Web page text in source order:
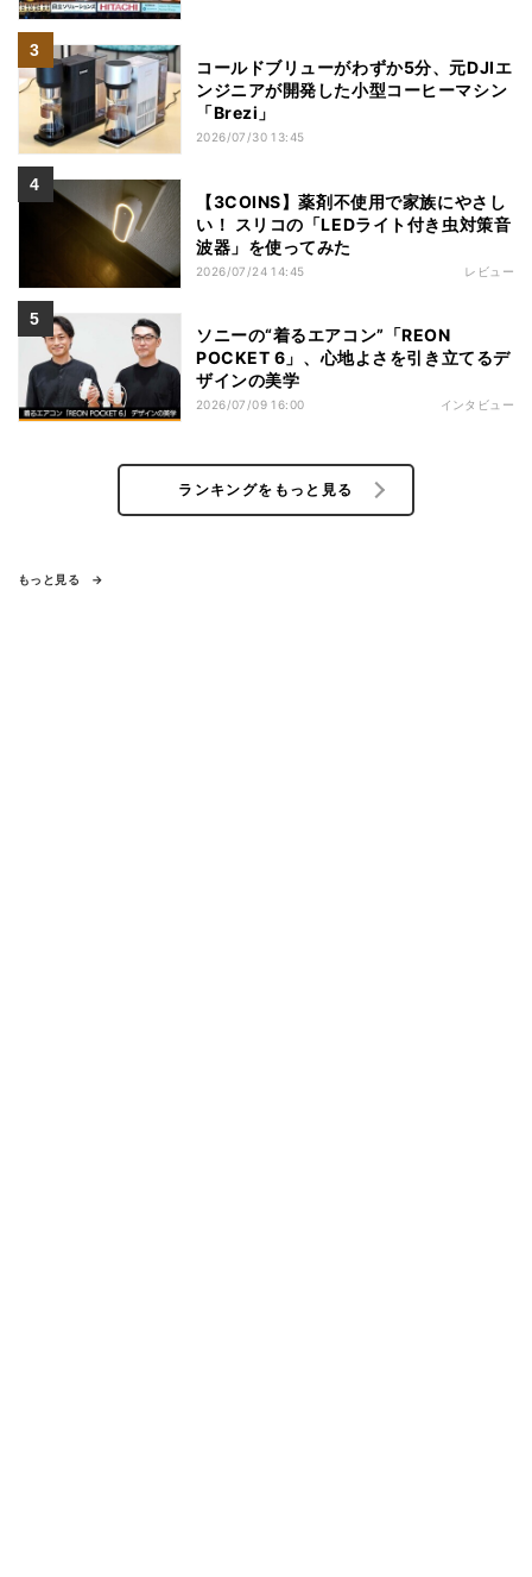
コールドブリューがわずか5分、元DJIエ
ンジニアが開発した小型コーヒーマシン
「Brezi」
2026/07/30 13:45
【3COINS】薬剤不使用で家族にやさし
い！ スリコの「LEDライト付き虫対策音
波器」を使ってみた
2026/07/24 14:45 レビュー
ソニーの“着るエアコン”「REON
POCKET 6」、心地よさを引き立てるデ
ザインの美学
2026/07/09 16:00 インタビュー
ランキングをもっと見る
もっと見る